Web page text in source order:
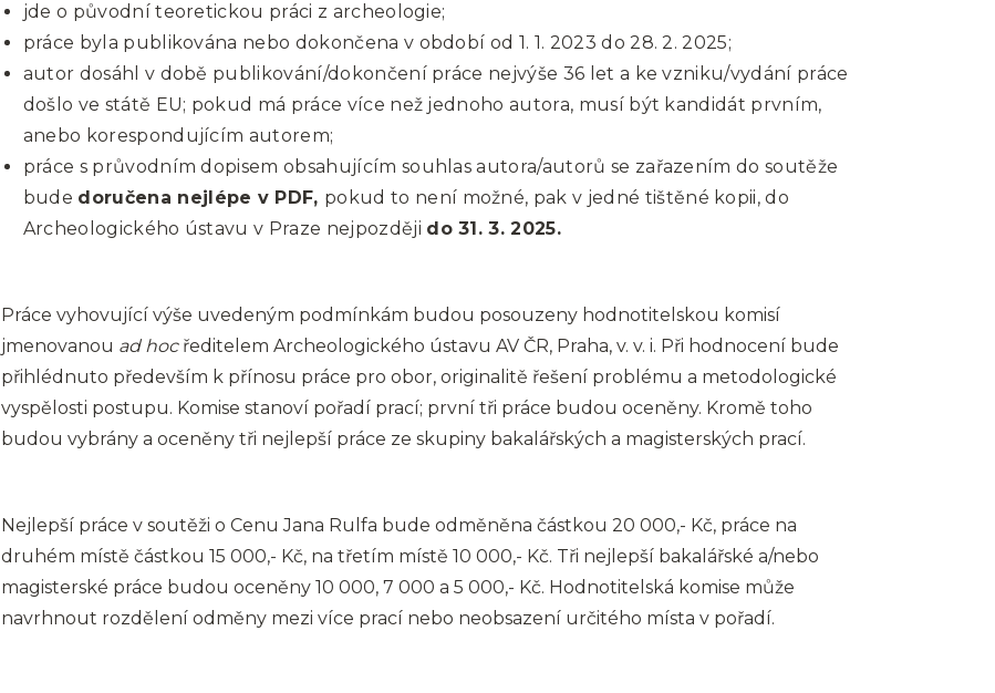
jde o původní teoretickou práci z archeologie;
práce byla publikována nebo dokončena v období od 1. 1. 2023 do 28. 2. 2025;
autor dosáhl v době publikování/dokončení práce nejvýše 36 let a ke vzniku/vydání práce
došlo ve státě EU; pokud má práce více než jednoho autora, musí být kandidát prvním,
anebo korespondujícím autorem;
práce s průvodním dopisem obsahujícím souhlas autora/autorů se zařazením do soutěže
bude doručena nejlépe v PDF, pokud to není možné, pak v jedné tištěné kopii, do
Archeologického ústavu v Praze nejpozději do 31. 3. 2025.
Práce vyhovující výše uvedeným podmínkám budou posouzeny hodnotitelskou komisí
jmenovanou ad hocředitelem Archeologického ústavu AV ČR, Praha, v. v. i. Při hodnocení bude
přihlédnuto především k přínosu práce pro obor, originalitě řešení problému a metodologické
vyspělosti postupu. Komise stanoví pořadí prací; první tři práce budou oceněny. Kromě toho
budou vybrány a oceněny tři nejlepší práce ze skupiny bakalářských a magisterských prací.
Nejlepší práce v soutěži o Cenu Jana Rulfa bude odměněna částkou 20 000,- Kč, práce na
druhém místě částkou 15 000,- Kč, na třetím místě 10 000,- Kč. Tři nejlepší bakalářské a/nebo
magisterské práce budou oceněny 10 000, 7 000 a 5 000,- Kč. Hodnotitelská komise může
navrhnout rozdělení odměny mezi více prací nebo neobsazení určitého místa v pořadí.